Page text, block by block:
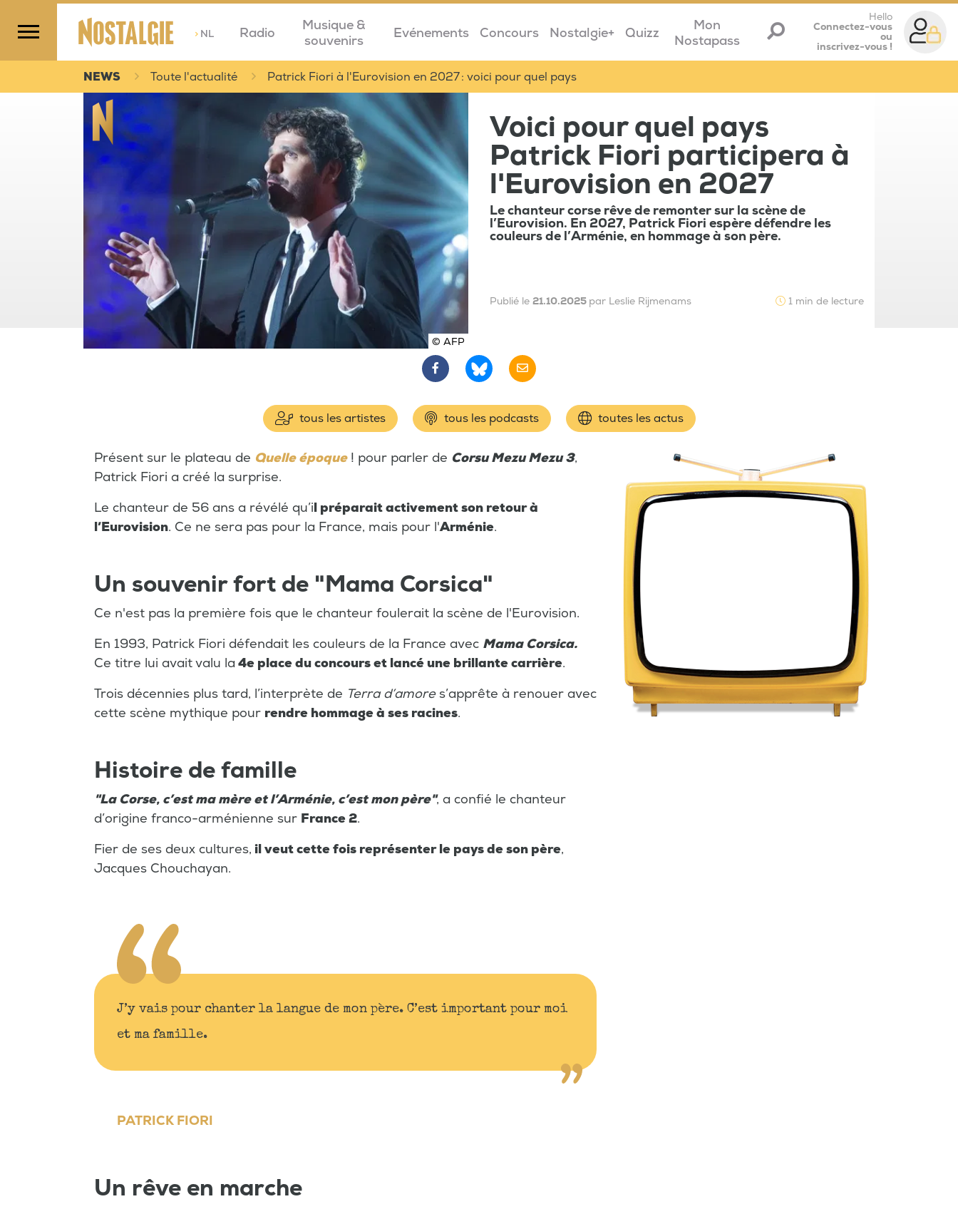
>NL Radio
Musique &
souvenirs
Evénements Concours Nostalgie+ Quizz
Mon
Nostapass
Hello
Connectez-vous
ou
inscrivez-vous !
NEWS Toute l'actualité Patrick Fiori à l'Eurovision en 2027 : voici pour quel pays
© AFP
Voici pour quel pays
Patrick Fiori participera à
l'Eurovision en 2027
Le chanteur corse rêve de remonter sur la scène de
l’Eurovision. En 2027, Patrick Fiori espère défendre les
couleurs de l’Arménie, en hommage à son père.
Publié le 21.10.2025 par Leslie Rijmenams 1 min de lecture
tous les artistes tous les podcasts toutes les actus
Présent sur le plateau de Quelle époque! pour parler de Corsu Mezu Mezu 3,
Patrick Fiori a créé la surprise.
Le chanteur de 56 ans a révélé qu’il préparait activement son retour à
l’Eurovision. Ce ne sera pas pour la France, mais pour l'Arménie.
Un souvenir fort de "Mama Corsica"
Ce n'est pas la première fois que le chanteur foulerait la scène de l'Eurovision.
En 1993, Patrick Fiori défendait les couleurs de la France avec Mama Corsica.
Ce titre lui avait valu la 4e place du concours et lancé une brillante carrière.
Trois décennies plus tard, l’interprète de Terra d’amores’apprête à renouer avec
cette scène mythique pour rendre hommage à ses racines.
Histoire de famille
"La Corse, c’est ma mère et l’Arménie, c’est mon père", a confié le chanteur
d’origine franco-arménienne sur France 2.
Fier de ses deux cultures, il veut cette fois représenter le pays de son père,
Jacques Chouchayan.
J’y vais pour chanter la langue de mon père. C’est important pour moi
et ma famille.
PATRICK FIORI
Un rêve en marche